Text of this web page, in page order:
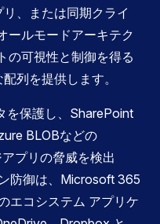
、または同期クライ
ールモードアーキテク
の可視性と制御を得る
列を提供します。
を保護し、SharePoint
BLOBなどの
プリの脅威を検出
防御は、Microsoft 365
エコシステム アプリケ